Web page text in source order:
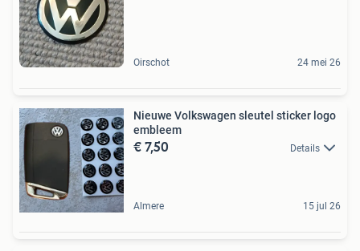
Oirschot 24 mei 26
Nieuwe Volkswagen sleutel sticker logo
embleem
€ 7,50 Details
Almere 15 jul 26